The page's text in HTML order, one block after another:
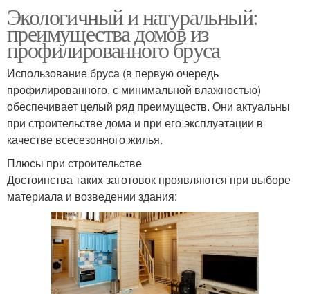
Экологичный и натуральный:
преимущества домов из
профилированного бруса
Использование бруса (в первую очередь
профилированного, с минимальной влажностью)
обеспечивает целый ряд преимуществ. Они актуальны
при строительстве дома и при его эксплуатации в
качестве всесезонного жилья.
Плюсы при строительстве
Достоинства таких заготовок проявляются при выборе
материала и возведении здания: